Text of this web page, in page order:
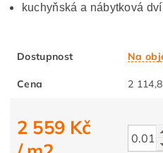
kuchyňská a nábytková
Dostupnost Na
Cena
2 559 Kč